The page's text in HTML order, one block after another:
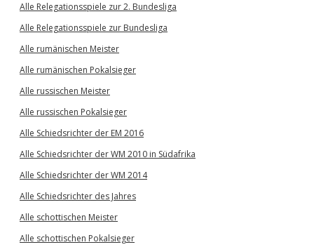
Alle Relegationsspiele zur 2. Bundesliga
Alle Relegationsspiele zur Bundesliga
Alle rumänischen Meister
Alle rumänischen Pokalsieger
Alle russischen Meister
Alle russischen Pokalsieger
Alle Schiedsrichter der EM 2016
Alle Schiedsrichter der WM 2010 in Südafrika
Alle Schiedsrichter der WM 2014
Alle Schiedsrichter des Jahres
Alle schottischen Meister
Alle schottischen Pokalsieger